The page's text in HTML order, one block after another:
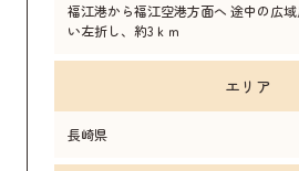
福江港から福江空港方面へ 途中の広
い左折し、約3ｋｍ
エリア
長崎県